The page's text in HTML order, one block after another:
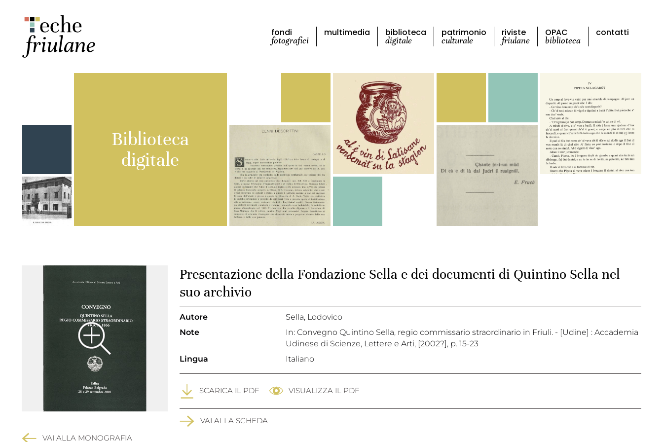
fondi
fotografici
multimedia biblioteca
digitale
patrimonio
culturale
riviste
friulane
OPAC
biblioteca
contatti
Biblioteca
digitale
VAI ALLA MONOGRAFIA
Presentazione della Fondazione Sella e dei documenti di Quintino Sella nel
suo archivio
Autore
Sella, Lodovico
Note
In: Convegno Quintino Sella, regio commissario straordinario in Friuli. - [Udine] : Accademia
Udinese di Scienze, Lettere e Arti, [2002?], p. 15-23
Lingua
Italiano
SCARICA IL PDF VISUALIZZA IL PDF
VAI ALLA SCHEDA